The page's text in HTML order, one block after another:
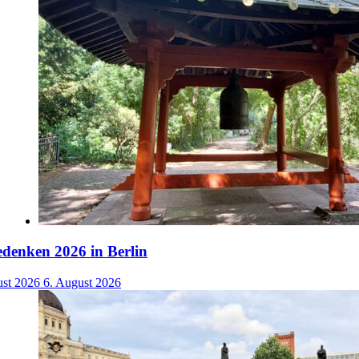
2026 in Berlin
2026 6. August 2026